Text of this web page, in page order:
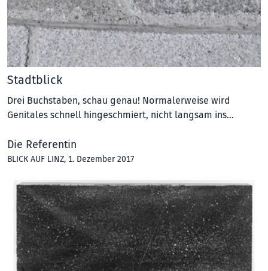
Stadtblick
Drei Buchstaben, schau genau! Normalerweise wird
Genitales schnell hingeschmiert, nicht langsam ins…
Die Referentin
BLICK AUF LINZ, 1. Dezember 2017